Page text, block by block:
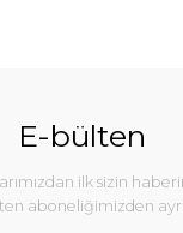
E-bülten
ilk sizin
aboneliğimizden